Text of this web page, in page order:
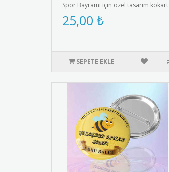
Spor Bayramı için özel tasarım kokart
seti. Yüksek kaliteli meta..
25,00 ₺
SEPETE EKLE